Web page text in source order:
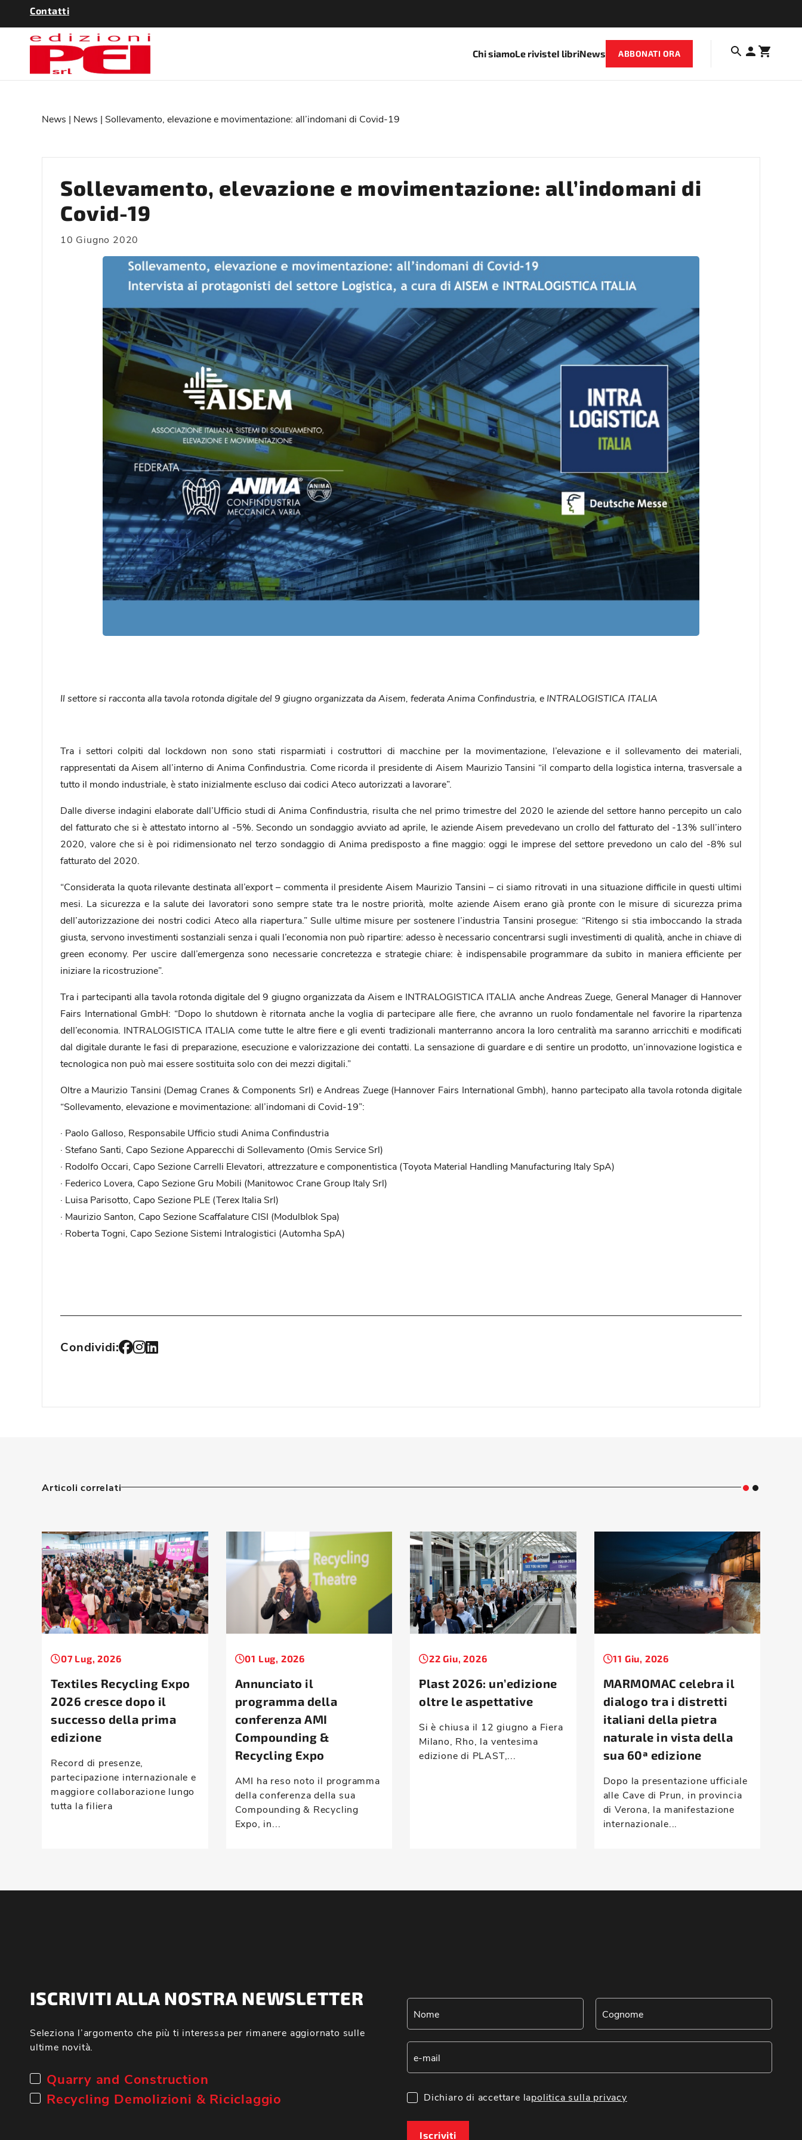
Contatti
Chi siamoLe rivisteI libriNews ABBONATI ORA
News | News | Sollevamento, elevazione e movimentazione: all’indomani di Covid-19
Sollevamento, elevazione e movimentazione: all’indomani di
Covid-19
10 Giugno 2020
Il settore si racconta alla tavola rotonda digitale del 9 giugno organizzata da Aisem, federata Anima Confindustria, e INTRALOGISTICA ITALIA
Tra i settori colpiti dal lockdown non sono stati risparmiati i costruttori di macchine per la movimentazione, l’elevazione e il sollevamento dei materiali,
rappresentati da Aisem all’interno di Anima Confindustria. Come ricorda il presidente di Aisem Maurizio Tansini “il comparto della logistica interna, trasversale a
tutto il mondo industriale, è stato inizialmente escluso dai codici Ateco autorizzati a lavorare”.
Dalle diverse indagini elaborate dall’Ufficio studi di Anima Confindustria, risulta che nel primo trimestre del 2020 le aziende del settore hanno percepito un calo
del fatturato che si è attestato intorno al -5%. Secondo un sondaggio avviato ad aprile, le aziende Aisem prevedevano un crollo del fatturato del -13% sull’intero
2020, valore che si è poi ridimensionato nel terzo sondaggio di Anima predisposto a fine maggio: oggi le imprese del settore prevedono un calo del -8% sul
fatturato del 2020.
“Considerata la quota rilevante destinata all’export – commenta il presidente Aisem Maurizio Tansini – ci siamo ritrovati in una situazione difficile in questi ultimi
mesi. La sicurezza e la salute dei lavoratori sono sempre state tra le nostre priorità, molte aziende Aisem erano già pronte con le misure di sicurezza prima
dell’autorizzazione dei nostri codici Ateco alla riapertura.” Sulle ultime misure per sostenere l’industria Tansini prosegue: “Ritengo si stia imboccando la strada
giusta, servono investimenti sostanziali senza i quali l’economia non può ripartire: adesso è necessario concentrarsi sugli investimenti di qualità, anche in chiave di
green economy. Per uscire dall’emergenza sono necessarie concretezza e strategie chiare: è indispensabile programmare da subito in maniera efficiente per
iniziare la ricostruzione”.
Tra i partecipanti alla tavola rotonda digitale del 9 giugno organizzata da Aisem e INTRALOGISTICA ITALIA anche Andreas Zuege, General Manager di Hannover
Fairs International GmbH: “Dopo lo shutdown è ritornata anche la voglia di partecipare alle fiere, che avranno un ruolo fondamentale nel favorire la ripartenza
dell’economia. INTRALOGISTICA ITALIA come tutte le altre fiere e gli eventi tradizionali manterranno ancora la loro centralità ma saranno arricchiti e modificati
dal digitale durante le fasi di preparazione, esecuzione e valorizzazione dei contatti. La sensazione di guardare e di sentire un prodotto, un’innovazione logistica e
tecnologica non può mai essere sostituita solo con dei mezzi digitali.”
Oltre a Maurizio Tansini (Demag Cranes & Components Srl) e Andreas Zuege (Hannover Fairs International Gmbh), hanno partecipato alla tavola rotonda digitale
“Sollevamento, elevazione e movimentazione: all’indomani di Covid-19”:
· Paolo Galloso, Responsabile Ufficio studi Anima Confindustria
· Stefano Santi, Capo Sezione Apparecchi di Sollevamento (Omis Service Srl)
· Rodolfo Occari, Capo Sezione Carrelli Elevatori, attrezzature e componentistica (Toyota Material Handling Manufacturing Italy SpA)
· Federico Lovera, Capo Sezione Gru Mobili (Manitowoc Crane Group Italy Srl)
· Luisa Parisotto, Capo Sezione PLE (Terex Italia Srl)
· Maurizio Santon, Capo Sezione Scaffalature CISI (Modulblok Spa)
· Roberta Togni, Capo Sezione Sistemi Intralogistici (Automha SpA)
Condividi:
Articoli correlati
07 Lug, 2026
Textiles Recycling Expo
2026 cresce dopo il
successo della prima
edizione
Record di presenze,
partecipazione internazionale e
maggiore collaborazione lungo
tutta la filiera
01 Lug, 2026
Annunciato il
programma della
conferenza AMI
Compounding &
Recycling Expo
AMI ha reso noto il programma
della conferenza della sua
Compounding & Recycling
Expo, in...
22 Giu, 2026
Plast 2026: un’edizione
oltre le aspettative
Si è chiusa il 12 giugno a Fiera
Milano, Rho, la ventesima
edizione di PLAST,...
11 Giu, 2026
MARMOMAC celebra il
dialogo tra i distretti
italiani della pietra
naturale in vista della
sua 60ª edizione
Dopo la presentazione ufficiale
alle Cave di Prun, in provincia
di Verona, la manifestazione
internazionale...
ISCRIVITI ALLA NOSTRA NEWSLETTER
Seleziona l’argomento che più ti interessa per rimanere aggiornato sulle
ultime novità.
Quarry and Construction
Recycling Demolizioni & Riciclaggio
Dichiaro di accettare lapolitica sulla privacy
Iscriviti